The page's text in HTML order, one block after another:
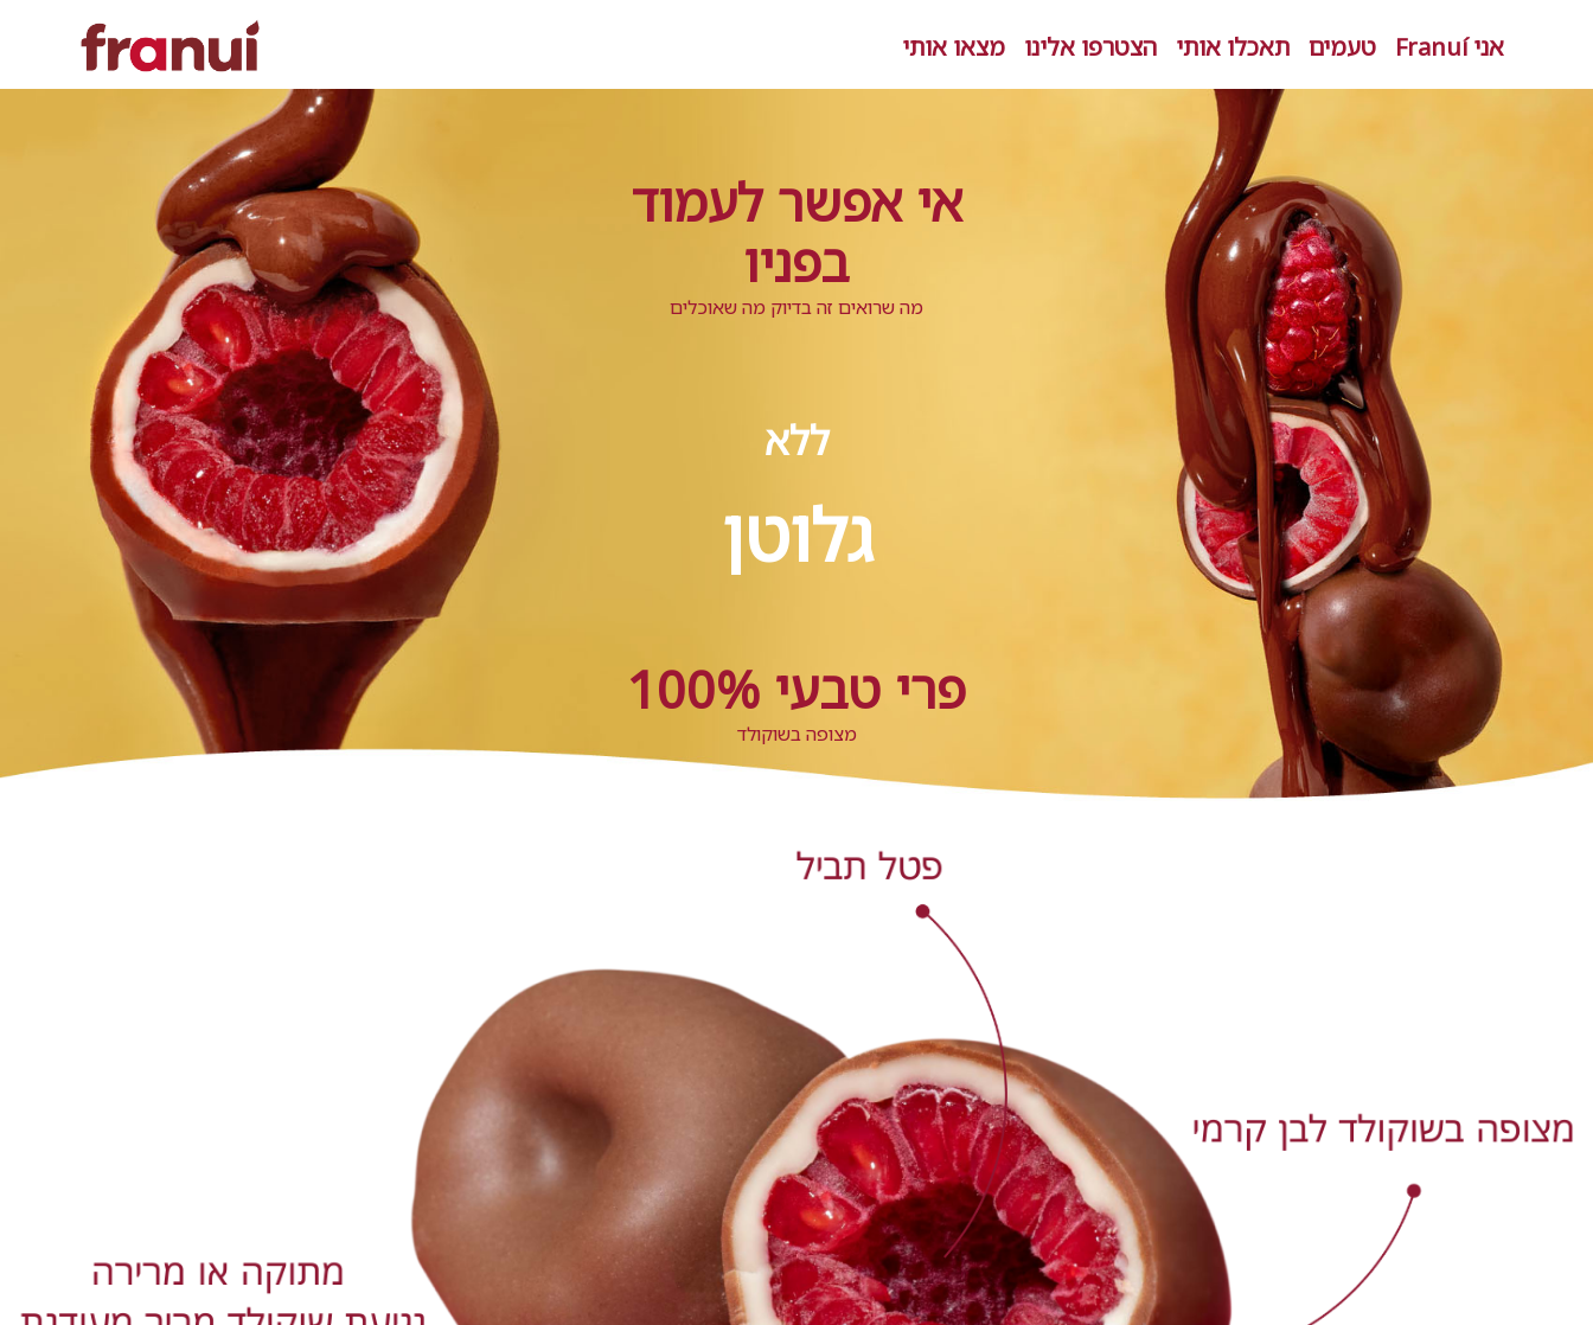
מצאו אותי הצטרפו אלינו תאכלו אותי טעמים אני Franuí
אי אפשר לעמוד
בפניו
מה שרואים זה בדיוק מה שאוכלים
ללא
גלוטן
100% פרי טבעי
מצופה בשוקולד